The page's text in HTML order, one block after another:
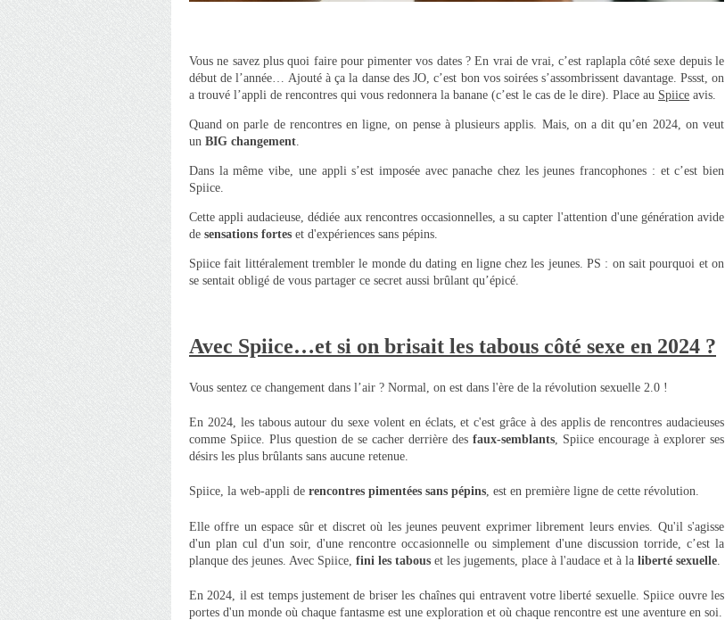
Vous ne savez plus quoi faire pour pimenter vos dates ? En vrai de vrai, c’est raplapla côté sexe depuis le
début de l’année… Ajouté à ça la danse des JO, c’est bon vos soirées s’assombrissent davantage. Pssst, on
a trouvé l’appli de rencontres qui vous redonnera la banane (c’est le cas de le dire). Place au Spiice avis.
Quand on parle de rencontres en ligne, on pense à plusieurs applis. Mais, on a dit qu’en 2024, on veut
un BIG changement.
Dans la même vibe, une appli s’est imposée avec panache chez les jeunes francophones : et c’est bien
Spiice.
Cette appli audacieuse, dédiée aux rencontres occasionnelles, a su capter l'attention d'une génération avide
de sensations fortes et d'expériences sans pépins.
Spiice fait littéralement trembler le monde du dating en ligne chez les jeunes. PS : on sait pourquoi et on
se sentait obligé de vous partager ce secret aussi brûlant qu’épicé.
Avec Spiice…et si on brisait les tabous côté sexe en 2024 ?
Vous sentez ce changement dans l’air ? Normal, on est dans l'ère de la révolution sexuelle 2.0 !
En 2024, les tabous autour du sexe volent en éclats, et c'est grâce à des applis de rencontres audacieuses
comme Spiice. Plus question de se cacher derrière des faux-semblants, Spiice encourage à explorer ses
désirs les plus brûlants sans aucune retenue.
Spiice, la web-appli de rencontres pimentées sans pépins, est en première ligne de cette révolution.
Elle offre un espace sûr et discret où les jeunes peuvent exprimer librement leurs envies. Qu'il s'agisse
d'un plan cul d'un soir, d'une rencontre occasionnelle ou simplement d'une discussion torride, c’est la
planque des jeunes. Avec Spiice, fini les tabous et les jugements, place à l'audace et à la liberté sexuelle
En 2024, il est temps justement de briser les chaînes qui entravent votre liberté sexuelle. Spiice ouvre les
portes d'un monde où chaque fantasme est une exploration et où chaque rencontre est une aventure en soi.